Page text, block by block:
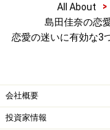
下の質問を自分に
おのずとあなたの
うしますか？
「ダイエットに協
かまわない」など
All About >
島田佳奈の恋
恋愛の迷いに有効な3
会社概要
投資家情報